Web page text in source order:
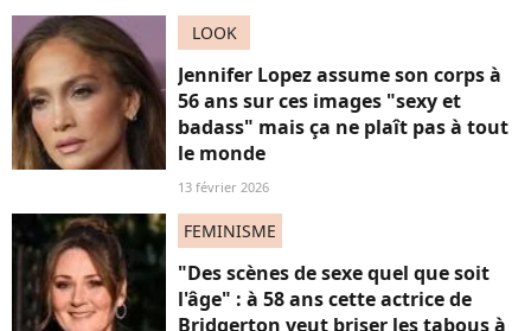
LOOK
Jennifer Lopez assume son corps à
56 ans sur ces images "sexy et
badass" mais ça ne plaît pas à tout
le monde
13 février 2026
FEMINISME
"Des scènes de sexe quel que soit
l'âge" : à 58 ans cette actrice de
Bridgerton veut briser les tabous à